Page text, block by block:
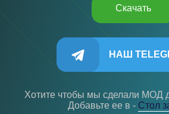
Скачать
НАШ
Хотите чтобы мы сделали МОД
Добавьте ее в - Cтол